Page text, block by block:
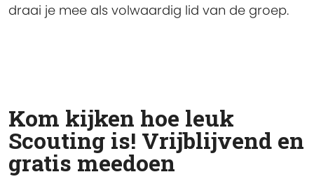
draai je mee als volwaardig lid van de groep.
Kom kijken hoe leuk
Scouting is! Vrijblijvend en
gratis meedoen